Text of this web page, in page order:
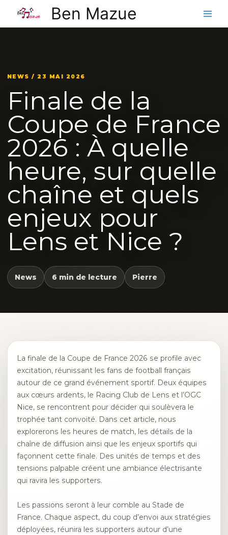
contenu
Ben Mazue
NEWS / 23 MAI 2026
Finale de la
Coupe de France
2026 : À quelle
heure, sur quelle
chaîne et quels
enjeux pour
Lens et Nice ?
News 6 min de lecture Pierre
La finale de la Coupe de France 2026 se profile avec
excitation, réunissant les fans de football français
autour de ce grand événement sportif. Deux équipes
aux cœurs ardents, le Racing Club de Lens et l’OGC
Nice, se rencontrent pour décider qui soulèvera le
trophée tant convoité. Dans cet article, nous
explorerons les heures de match, les détails de la
chaîne de diffusion ainsi que les enjeux sportifs qui
façonnent cette finale. Des unités de temps et des
tensions palpable créent une ambiance électrisante
qui ravira les supporters.
Les passions seront à leur comble au Stade de
France. Chaque aspect, du coup d’envoi aux stratégies
déployées, réunira les supporters autour d’une